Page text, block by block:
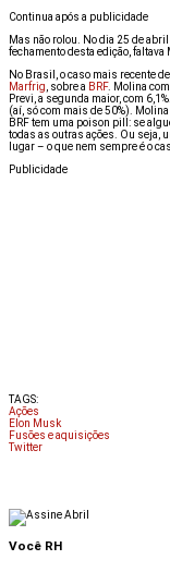
Continua após a publicidade
Mas não rolou. No dia 25 de
fechamento desta edição, faltava
No Brasil, o caso mais recente
Marfrig , sobre a BRF. Molina
Previ, a segunda maior, com
(aí, só com mais de 50%).
BRF tem uma poison pill: se
todas as outras ações. Ou seja,
lugar – o que nem sempre é o
Publicidade
TAGS:
Ações
Elon Musk
Fusões e aquisições
Twitter
Você RH